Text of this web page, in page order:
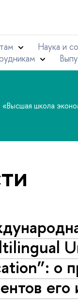
Наука и
«Высшая школа
о